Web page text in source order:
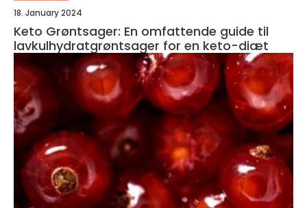
18. January 2024
Keto Grøntsager: En omfattende guide til
lavkulhydratgrøntsager for en keto-diæt